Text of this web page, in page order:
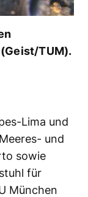
TUM).
Lima und
und
sowie
für
München